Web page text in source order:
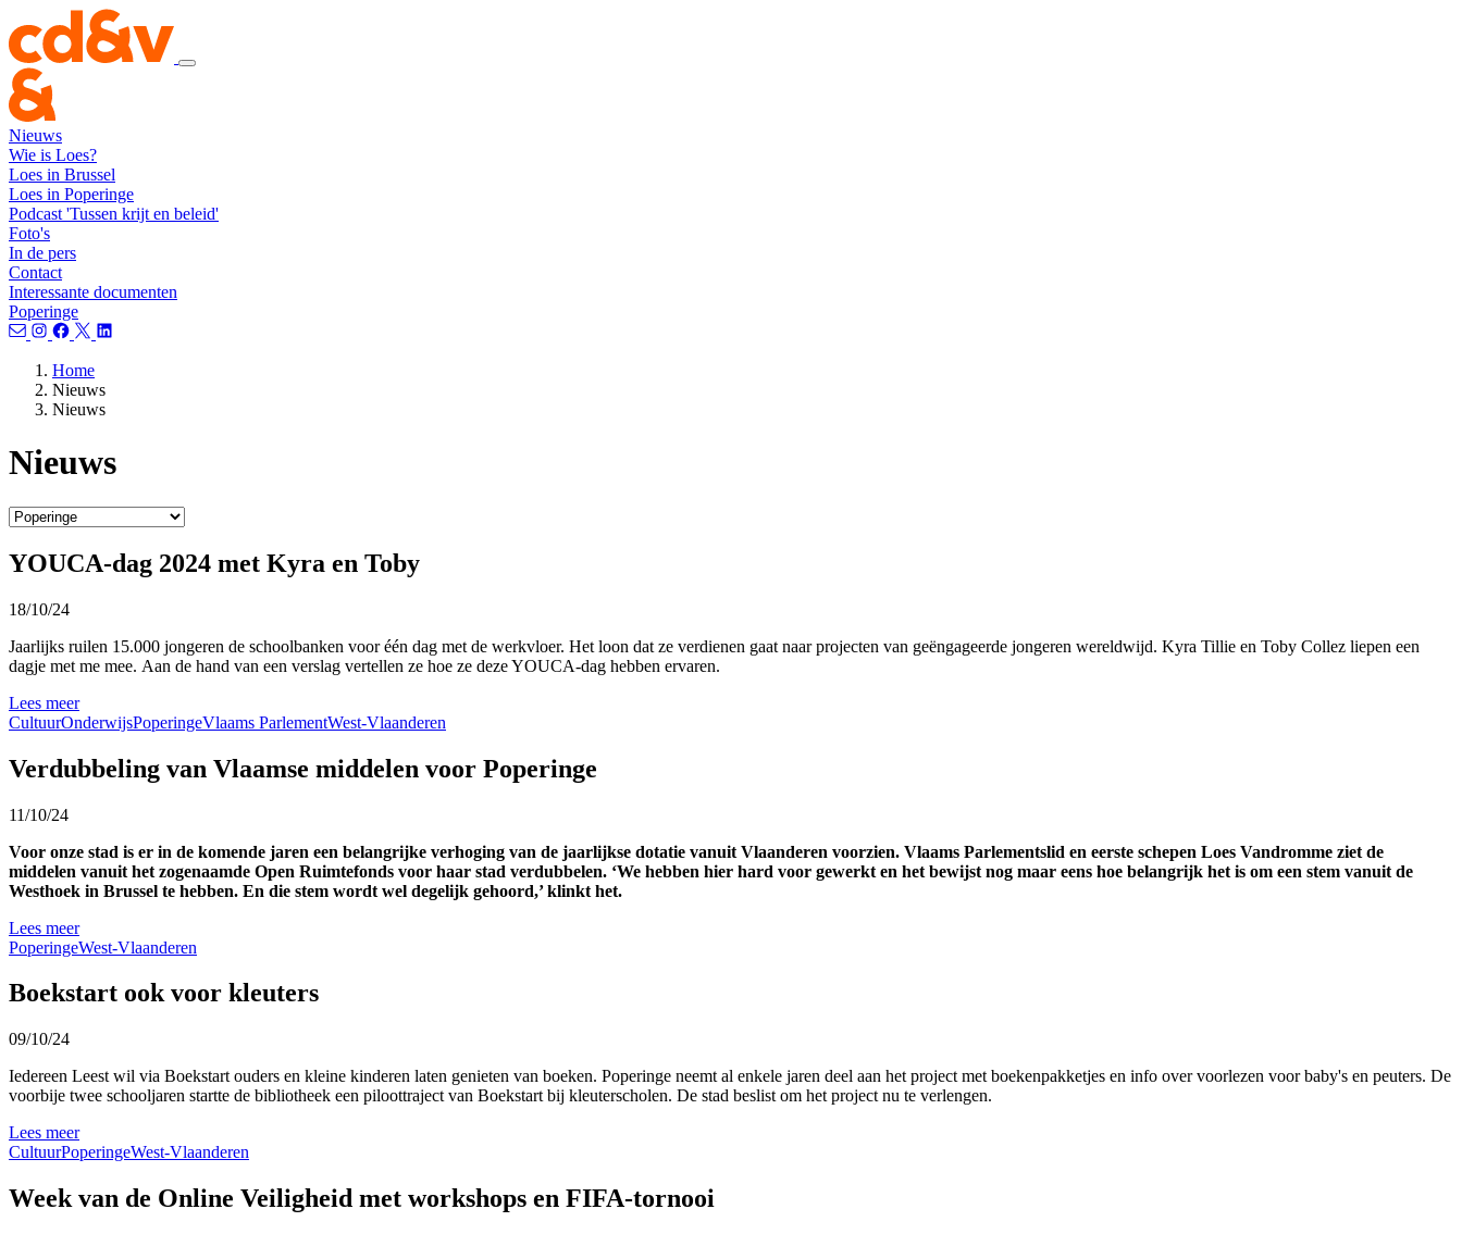
Nieuws
Wie is Loes?
Loes in Brussel
Loes in Poperinge
Podcast 'Tussen krijt en beleid'
Foto's
In de pers
Contact
Interessante documenten
Poperinge
Home
Nieuws
Nieuws
Nieuws
YOUCA-dag 2024 met Kyra en Toby
18/10/24
Jaarlijks ruilen 15.000 jongeren de schoolbanken voor één dag met de werkvloer. Het loon dat ze verdienen gaat naar projecten van geëngageerde jongeren wereldwijd. Kyra Tillie en Toby Collez liepen een
dagje met me mee. Aan de hand van een verslag vertellen ze hoe ze deze YOUCA-dag hebben ervaren.
Lees meer
CultuurOnderwijsPoperingeVlaams ParlementWest-Vlaanderen
Verdubbeling van Vlaamse middelen voor Poperinge
11/10/24
Voor onze stad is er in de komende jaren een belangrijke verhoging van de jaarlijkse dotatie vanuit Vlaanderen voorzien. Vlaams Parlementslid en eerste schepen Loes Vandromme ziet de
middelen vanuit het zogenaamde Open Ruimtefonds voor haar stad verdubbelen. ‘We hebben hier hard voor gewerkt en het bewijst nog maar eens hoe belangrijk het is om een stem vanuit de
Westhoek in Brussel te hebben. En die stem wordt wel degelijk gehoord,’ klinkt het.
Lees meer
PoperingeWest-Vlaanderen
Boekstart ook voor kleuters
09/10/24
Iedereen Leest wil via Boekstart ouders en kleine kinderen laten genieten van boeken. Poperinge neemt al enkele jaren deel aan het project met boekenpakketjes en info over voorlezen voor baby's en peuters. De
voorbije twee schooljaren startte de bibliotheek een piloottraject van Boekstart bij kleuterscholen. De stad beslist om het project nu te verlengen.
Lees meer
CultuurPoperingeWest-Vlaanderen
Week van de Online Veiligheid met workshops en FIFA-tornooi